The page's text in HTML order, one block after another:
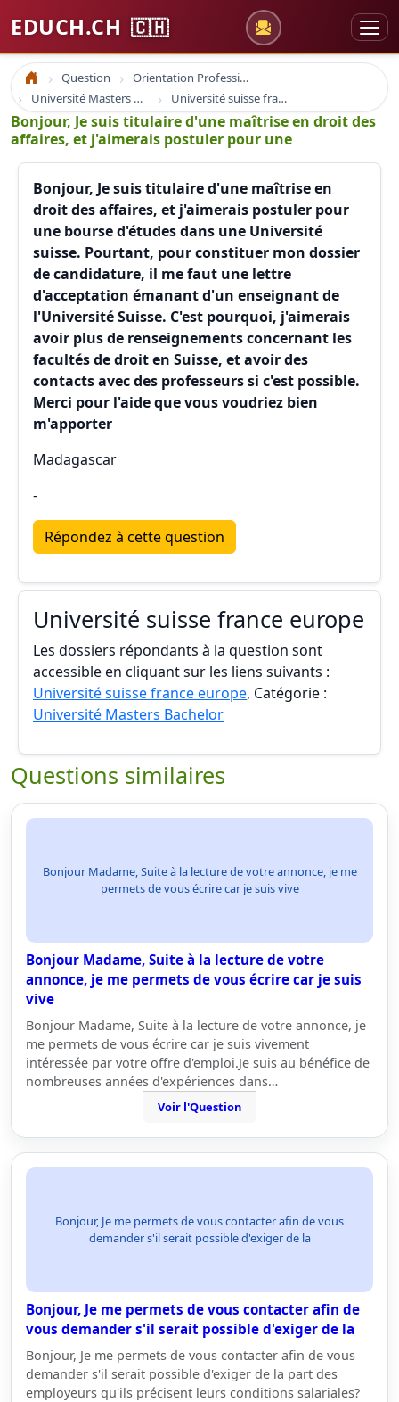
EDUCH.CH 🇨🇭
Accueil Question
Orientation Professionnelle
Université Masters Bachelor
Université suisse france europe
Bonjour, Je suis titulaire d'une maîtrise en droit des
affaires, et j'aimerais postuler pour une
Bonjour, Je suis titulaire d'une maîtrise en
droit des affaires, et j'aimerais postuler pour
une bourse d'études dans une Université
suisse. Pourtant, pour constituer mon dossier
de candidature, il me faut une lettre
d'acceptation émanant d'un enseignant de
l'Université Suisse. C'est pourquoi, j'aimerais
avoir plus de renseignements concernant les
facultés de droit en Suisse, et avoir des
contacts avec des professeurs si c'est possible.
Merci pour l'aide que vous voudriez bien
m'apporter
Madagascar
-
Répondez à cette question
Université suisse france europe
Les dossiers répondants à la question sont
accessible en cliquant sur les liens suivants :
Université suisse france europe, Catégorie :
Université Masters Bachelor
Questions similaires
Bonjour Madame, Suite à la lecture de votre annonce, je me
permets de vous écrire car je suis vive
Bonjour Madame, Suite à la lecture de votre
annonce, je me permets de vous écrire car je suis
vive
Bonjour Madame, Suite à la lecture de votre annonce, je
me permets de vous écrire car je suis vivement
intéressée par votre offre d'emploi.Je suis au bénéfice de
nombreuses années d'expériences dans…
Voir l'Question
Bonjour, Je me permets de vous contacter afin de vous
demander s'il serait possible d'exiger de la
Bonjour, Je me permets de vous contacter afin de
vous demander s'il serait possible d'exiger de la
Bonjour, Je me permets de vous contacter afin de vous
demander s'il serait possible d'exiger de la part des
employeurs qu'ils précisent leurs conditions salariales?